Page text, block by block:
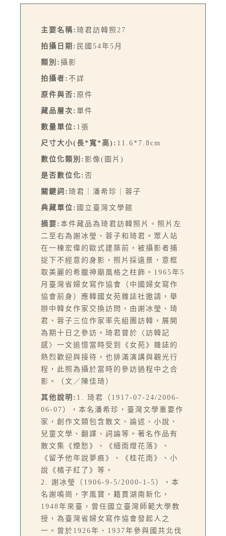
主要名稱: 琦君訪韓照27
拍攝日期: 民國54年5月
類別: 攝影
拍攝者: 不詳
原件與否: 原件
藏品層次: 單件
數量單位: 1張
尺寸大小(長*寬*高): 11.6*7.8cm
數位化類別: 影像(圖片)
是否數位化: 否
關鍵詞: 琦君｜潘希珍｜蓉子
典藏單位: 國立臺灣文學館
摘要: 本件藏品為琦君訪韓照片。照片左
二至右為謝冰瑩、蓉子和琦君。眾人站
在一棟宏偉的歐式建築前，被攝影者捕
捉下不經意的身影，照片採遠景，意框
取美麗的希臘神廟風格之柱飾。1965年5
月臺灣省婦女寫作協會（中國婦女寫作
協會前身）應韓國女苑雜誌社邀請，舉
辦中韓女作家交換訪問，由謝冰瑩、琦
君、蓉子三位作家率先組團訪韓，展開
為期十日之參訪。琦君曾於〈訪韓記
感〉一文追憶當時受到《女苑》雜誌的
熱烈歡迎與接待，也排滿演講與觀光行
程，此照為攝於當時的參訪過程中之合
影。（文／陳佳琦）
其他說明: 1. 琦君（1917-07-24/2006-
06-07），本名潘希珍，臺灣文學重要作
家，創作文類包含散文、論述、小說、
兒童文學、翻譯、詞論等。著名作品有
散文集《煙愁》、《細雨燈花落》、
《留予他年說夢痕》、《桂花雨》、小
說《橘子紅了》等。
2. 謝冰瑩（1906-9-5/2000-1-5），本
名謝鳴崗，字風寶，籍貫湖南新化，
1948年來臺，曾任國立臺灣師範大學教
授，為臺灣省婦女寫作協會發起人之
一。曾於1926年、1937年參與國共北伐